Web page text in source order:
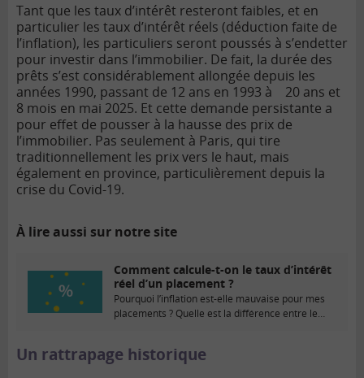
Tant que les taux d’intérêt resteront faibles, et en
particulier les taux d’intérêt réels (déduction faite de
l’inflation), les particuliers seront poussés à s’endetter
pour investir dans l’immobilier. De fait, la durée des
prêts s’est considérablement allongée depuis les
années 1990, passant de 12 ans en 1993 à 20 ans et
8 mois en mai 2025. Et cette demande persistante a
pour effet de pousser à la hausse des prix de
l’immobilier. Pas seulement à Paris, qui tire
traditionnellement les prix vers le haut, mais
également en province, particulièrement depuis la
crise du Covid-19.
À lire aussi sur notre site
Comment calcule-t-on le taux d’intérêt
réel d’un placement ?
Pourquoi l’inflation est-elle mauvaise pour mes
placements ? Quelle est la différence entre le
Un rattrapage historique